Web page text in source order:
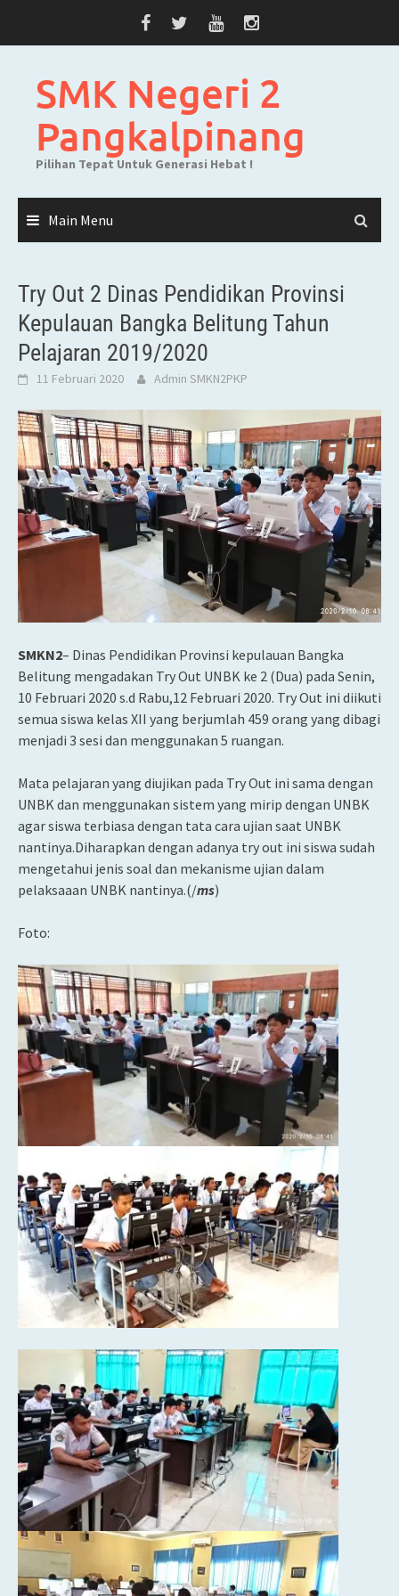
SMK Negeri 2
Pangkalpinang
Pilihan Tepat Untuk Generasi Hebat !
Main Menu
Try Out 2 Dinas Pendidikan Provinsi
Kepulauan Bangka Belitung Tahun
Pelajaran 2019/2020
11 Februari 2020 Admin SMKN2PKP
SMKN2– Dinas Pendidikan Provinsi kepulauan Bangka
Belitung mengadakan Try Out UNBK ke 2 (Dua) pada Senin,
10 Februari 2020 s.d Rabu,12 Februari 2020. Try Out ini diikuti
semua siswa kelas XII yang berjumlah 459 orang yang dibagi
menjadi 3 sesi dan menggunakan 5 ruangan.
Mata pelajaran yang diujikan pada Try Out ini sama dengan
UNBK dan menggunakan sistem yang mirip dengan UNBK
agar siswa terbiasa dengan tata cara ujian saat UNBK
nantinya.Diharapkan dengan adanya try out ini siswa sudah
mengetahui jenis soal dan mekanisme ujian dalam
pelaksaaan UNBK nantinya.(/ms)
Foto: